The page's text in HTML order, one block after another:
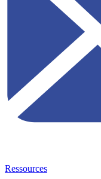
Ressources